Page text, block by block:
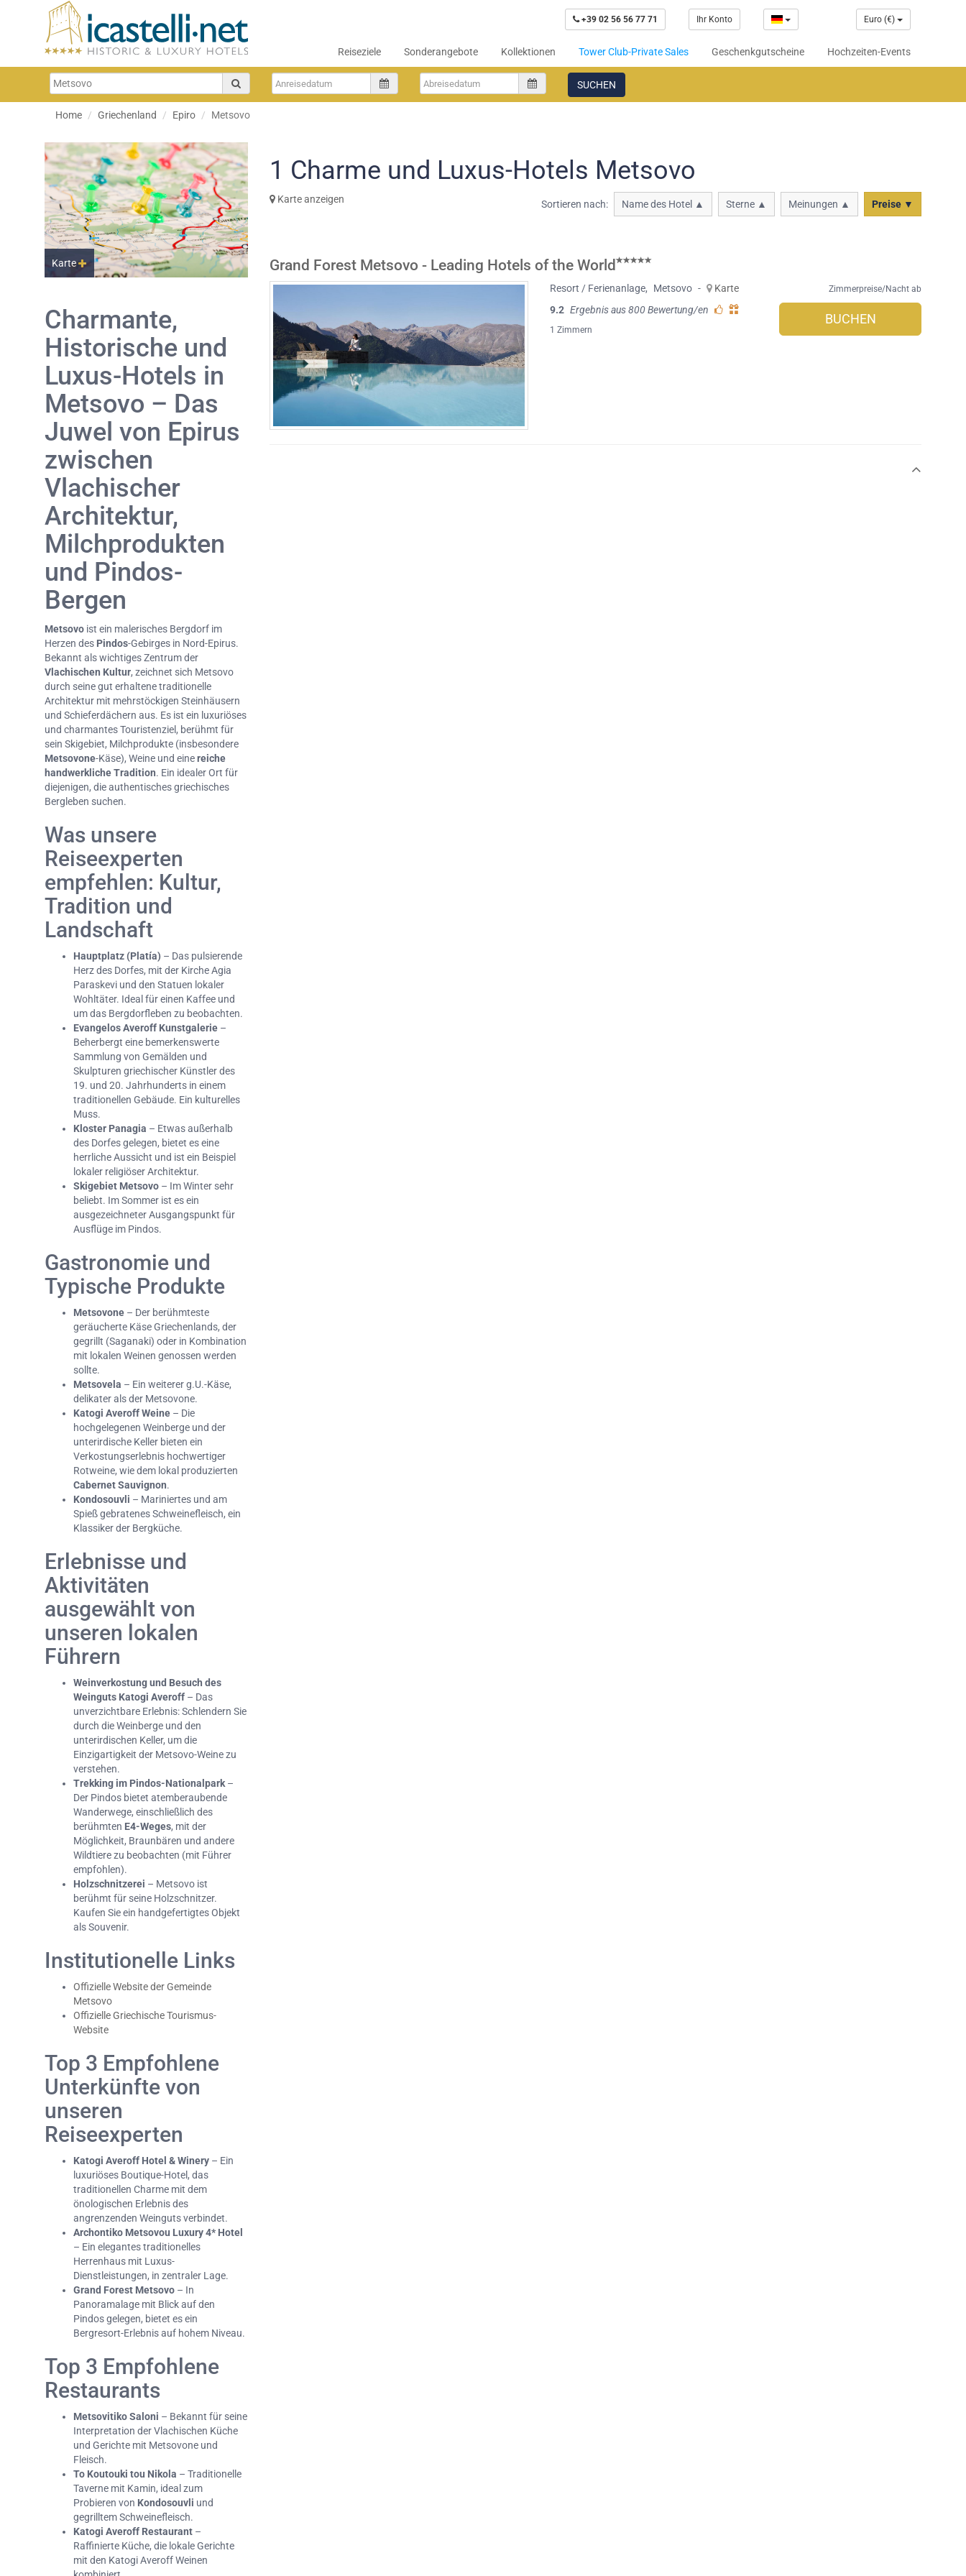
+39 02 56 56 77 71 Ihr Konto Euro (€)
Reiseziele Sonderangebote Kollektionen Tower Club-Private Sales Geschenkgutscheine Hochzeiten-Events
SUCHEN
Home Griechenland Epiro Metsovo
Karte
Charmante,
Historische und
Luxus-Hotels in
Metsovo – Das
Juwel von Epirus
zwischen
Vlachischer
Architektur,
Milchprodukten
und Pindos-
Bergen
Metsovo ist ein malerisches Bergdorf im
Herzen des Pindos-Gebirges in Nord-Epirus.
Bekannt als wichtiges Zentrum der
Vlachischen Kultur, zeichnet sich Metsovo
durch seine gut erhaltene traditionelle
Architektur mit mehrstöckigen Steinhäusern
und Schieferdächern aus. Es ist ein luxuriöses
und charmantes Touristenziel, berühmt für
sein Skigebiet, Milchprodukte (insbesondere
Metsovone-Käse), Weine und einereiche
handwerkliche Tradition. Ein idealer Ort für
diejenigen, die authentisches griechisches
Bergleben suchen.
Was unsere
Reiseexperten
empfehlen: Kultur,
Tradition und
Landschaft
Hauptplatz (Platía) – Das pulsierende
Herz des Dorfes, mit der Kirche Agia
Paraskevi und den Statuen lokaler
Wohltäter. Ideal für einen Kaffee und
um das Bergdorfleben zu beobachten.
Evangelos Averoff Kunstgalerie –
Beherbergt eine bemerkenswerte
Sammlung von Gemälden und
Skulpturen griechischer Künstler des
19. und 20. Jahrhunderts in einem
traditionellen Gebäude. Ein kulturelles
Muss.
Kloster Panagia – Etwas außerhalb
des Dorfes gelegen, bietet es eine
herrliche Aussicht und ist ein Beispiel
lokaler religiöser Architektur.
Skigebiet Metsovo – Im Winter sehr
beliebt. Im Sommer ist es ein
ausgezeichneter Ausgangspunkt für
Ausflüge im Pindos.
Gastronomie und
Typische Produkte
Metsovone – Der berühmteste
geräucherte Käse Griechenlands, der
gegrillt (Saganaki) oder in Kombination
mit lokalen Weinen genossen werden
sollte.
Metsovela – Ein weiterer g.U.-Käse,
delikater als der Metsovone.
Katogi Averoff Weine – Die
hochgelegenen Weinberge und der
unterirdische Keller bieten ein
Verkostungserlebnis hochwertiger
Rotweine, wie dem lokal produzierten
Cabernet Sauvignon.
Kondosouvli – Mariniertes und am
Spieß gebratenes Schweinefleisch, ein
Klassiker der Bergküche.
Erlebnisse und
Aktivitäten
ausgewählt von
unseren lokalen
Führern
Weinverkostung und Besuch des
Weinguts Katogi Averoff – Das
unverzichtbare Erlebnis: Schlendern Sie
durch die Weinberge und den
unterirdischen Keller, um die
Einzigartigkeit der Metsovo-Weine zu
verstehen.
Trekking im Pindos-Nationalpark–
Der Pindos bietet atemberaubende
Wanderwege, einschließlich des
berühmten E4-Weges, mit der
Möglichkeit, Braunbären und andere
Wildtiere zu beobachten (mit Führer
empfohlen).
Holzschnitzerei – Metsovo ist
berühmt für seine Holzschnitzer.
Kaufen Sie ein handgefertigtes Objekt
als Souvenir.
Institutionelle Links
Offizielle Website der Gemeinde
Metsovo
Offizielle Griechische Tourismus-
Website
Top 3 Empfohlene
Unterkünfte von
unseren
Reiseexperten
Katogi Averoff Hotel & Winery – Ein
luxuriöses Boutique-Hotel, das
traditionellen Charme mit dem
önologischen Erlebnis des
angrenzenden Weinguts verbindet.
Archontiko Metsovou Luxury 4* Hotel
– Ein elegantes traditionelles
Herrenhaus mit Luxus-
Dienstleistungen, in zentraler Lage.
Grand Forest Metsovo – In
Panoramalage mit Blick auf den
Pindos gelegen, bietet es ein
Bergresort-Erlebnis auf hohem Niveau.
Top 3 Empfohlene
Restaurants
Metsovitiko Saloni – Bekannt für seine
Interpretation der Vlachischen Küche
und Gerichte mit Metsovone und
Fleisch.
To Koutouki tou Nikola – Traditionelle
Taverne mit Kamin, ideal zum
Probieren von Kondosouvli und
gegrilltem Schweinefleisch.
Katogi Averoff Restaurant –
Raffinierte Küche, die lokale Gerichte
mit den Katogi Averoff Weinen
1 Charme und Luxus-Hotels Metsovo
Karte anzeigen Sortieren nach: Name des Hotel ▲ Sterne ▲ Meinungen ▲ Preise ▼
Grand Forest Metsovo - Leading Hotels of the World
Resort / Ferienanlage, Metsovo -
Karte
9.2 Ergebnis aus 800 Bewertung/en
1 Zimmern
Zimmerpreise/Nacht ab
BUCHEN